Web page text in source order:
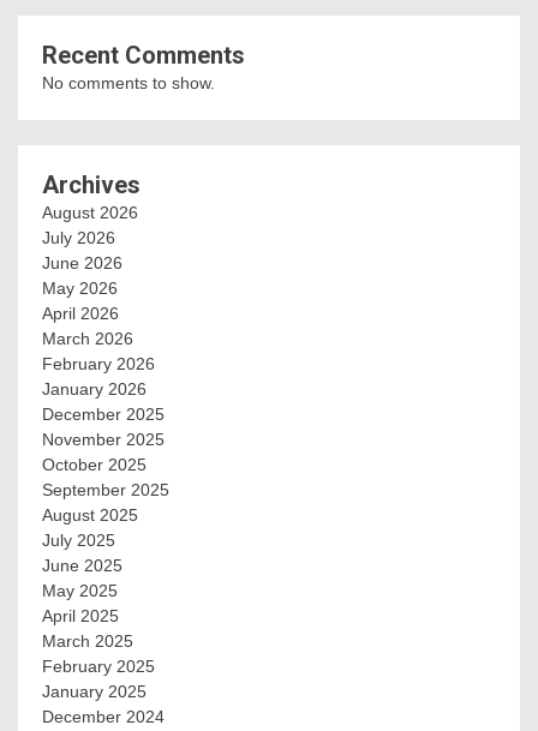
Recent Comments
No comments to show.
Archives
August 2026
July 2026
June 2026
May 2026
April 2026
March 2026
February 2026
January 2026
December 2025
November 2025
October 2025
September 2025
August 2025
July 2025
June 2025
May 2025
April 2025
March 2025
February 2025
January 2025
December 2024